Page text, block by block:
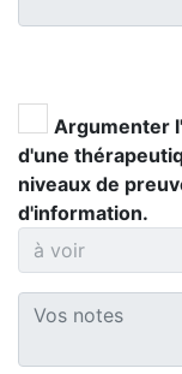
Argumenter
d'une
niveaux de
d'information.